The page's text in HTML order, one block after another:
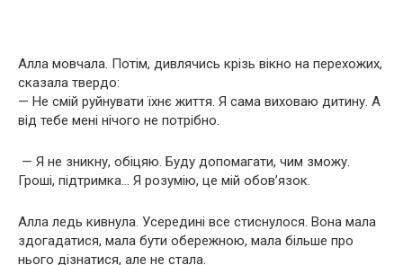
Алла мовчала. Потім, дивлячись крізь вікно на перехожих,
сказала твердо:
— Не смій руйнувати їхнє життя. Я сама виховаю дитину. А
від тебе мені нічого не потрібно.
— Я не зникну, обіцяю. Буду допомагати, чим зможу.
Гроші, підтримка… Я розумію, це мій обов’язок.
Алла ледь кивнула. Усередині все стиснулося. Вона мала
здогадатися, мала бути обережною, мала більше про
нього дізнатися, але не стала.